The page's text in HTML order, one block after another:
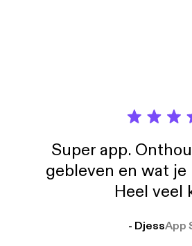
Super app.
gebleven en wat
Heel veel
- DjessApp